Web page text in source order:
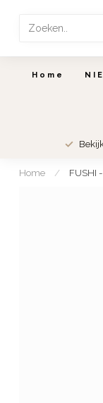
Home
Home / FUSHI